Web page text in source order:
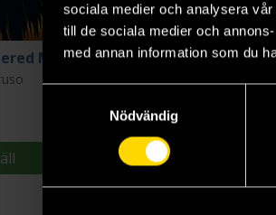
sociala medier och analysera
till de sociala medier och
med annan information som du
Nödvändig
Mage